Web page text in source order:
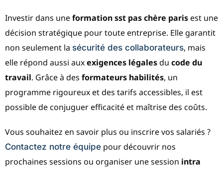
Investir dans uneformation sst pas chère paris est une
décision stratégique pour toute entreprise. Elle garantit
non seulement la sécurité des collaborateurs, mais
elle répond aussi auxexigences légalesdu code du
travail. Grâce à des formateurs habilités, un
programme rigoureux et des tarifs accessibles, il est
possible de conjuguer efficacité et maîtrise des coûts.
Vous souhaitez en savoir plus ou inscrire vos salariés ?
Contactez notre équipe pour découvrir nos
prochaines sessions ou organiser une session intra